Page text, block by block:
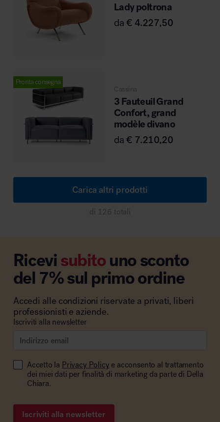
Lady poltrona
da€ 4.227,50
Pronta consegna
Cassina
3 Fauteuil Grand
Confort, grand
modèle divano
da€ 7.210,20
Carica altri prodotti
di 126 totali
Ricevisubitouno sconto
del 7% sul primo ordine
Accedi alle condizioni riservate a privati, liberi
professionisti e aziende.
Iscriviti alla newsletter
Accetto la Privacy Policy e acconsento al trattamento
dei miei dati per finalità di marketing da parte di Della
Chiara.
Iscriviti alla newsletter